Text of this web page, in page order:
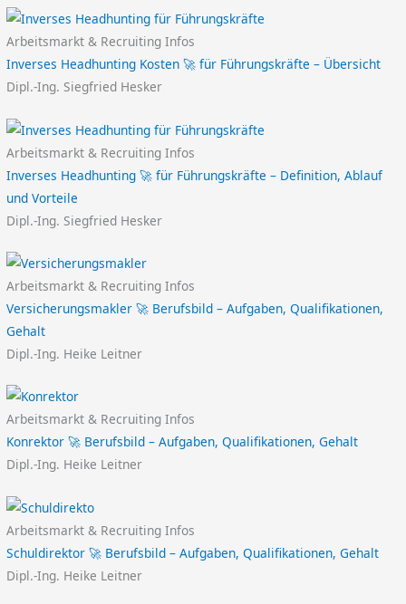
Arbeitsmarkt & Recruiting Infos
Inverses Headhunting Kosten 🚀 für Führungskräfte – Übersicht
Dipl.-Ing. Siegfried Hesker
Arbeitsmarkt & Recruiting Infos
Inverses Headhunting 🚀 für Führungskräfte – Definition, Ablauf
und Vorteile
Dipl.-Ing. Siegfried Hesker
Arbeitsmarkt & Recruiting Infos
Versicherungsmakler 🚀 Berufsbild – Aufgaben, Qualifikationen,
Gehalt
Dipl.-Ing. Heike Leitner
Arbeitsmarkt & Recruiting Infos
Konrektor 🚀 Berufsbild – Aufgaben, Qualifikationen, Gehalt
Dipl.-Ing. Heike Leitner
Arbeitsmarkt & Recruiting Infos
Schuldirektor 🚀 Berufsbild – Aufgaben, Qualifikationen, Gehalt
Dipl.-Ing. Heike Leitner